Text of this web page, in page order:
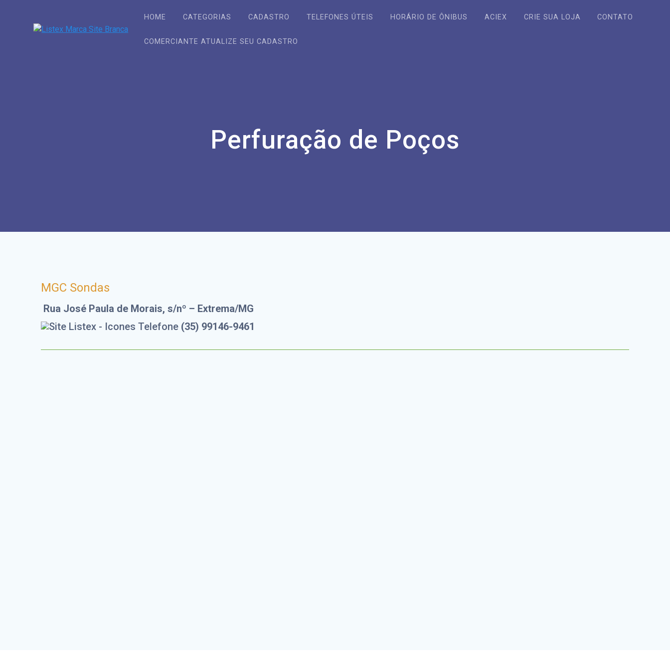
HOME CATEGORIAS CADASTRO TELEFONES ÚTEIS HORÁRIO DE ÔNIBUS ACIEX CRIE SUA LOJA CONTATO
COMERCIANTE ATUALIZE SEU CADASTRO
Perfuração de Poços
MGC Sondas
Rua José Paula de Morais, s/nº – Extrema/MG
(35) 99146-9461